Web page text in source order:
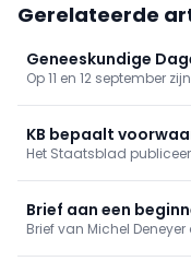
Gerelateerde
Geneeskundige
gevarieerd
Op 11 en 12 september
nood- en
KB bepaalt
van
gestructureerd
Het Staatsblad
Brief aan een
Brief van Michel